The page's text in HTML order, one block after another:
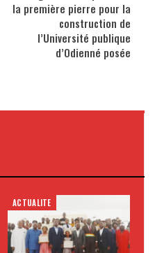
la première pierre pour la
construction de
l’Université publique
d’Odienné posée
ACTUALITE